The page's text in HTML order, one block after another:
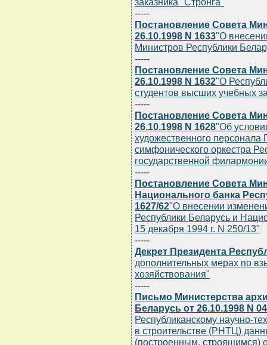
-----
Постановление Совета
26.10.1998 N 1633"О
Министров Республики
-----
Постановление Совета
26.10.1998 N 1632"О
студентов высших учебных
-----
Постановление Совета
26.10.1998 N 1628"Об
художественного персонала
симфонического оркестра
государственной
-----
Постановление Совета
Национального банка
1627/62"О внесении
Республики Беларусь и
15 декабря 1994 г. N 250/13"
-----
Декрет Президента
дополнительных мерах по
хозяйствования"
-----
Письмо Министерства
Беларусь от 26.10.1998 N
Республиканскому научно-
в строительстве (РНТЦ)
(построенным, строящимся)